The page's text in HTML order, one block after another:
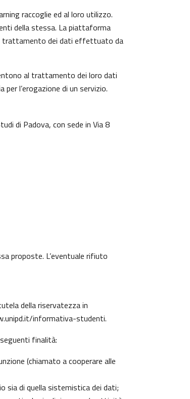
raccoglie ed al loro utilizzo.
della stessa. La piattaforma
trattamento dei dati effettuato da
al trattamento dei loro dati
l’erogazione di un servizio.
di Padova, con sede in Via 8
proposte. L’eventuale rifiuto
della riservatezza in
informativa-studenti.
finalità:
(chiamato a cooperare alle
sia di quella sistemistica dei dati;